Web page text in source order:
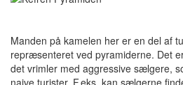
Manden på kamelen her er en del af
repræsenteret ved pyramiderne. Det
det vrimler med aggressive sælgere,